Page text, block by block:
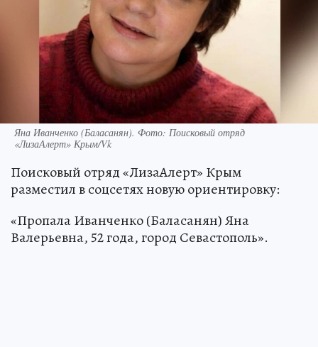
Яна Иванченко (Баласанян). Фото: Поисковый отряд
«ЛизаАлерт» Крым/Vk
Поисковый отряд «ЛизаАлерт» Крым
разместил в соцсетях новую ориентировку:
«Пропала Иванченко (Баласанян) Яна
Валерьевна, 52 года, город Севастополь».